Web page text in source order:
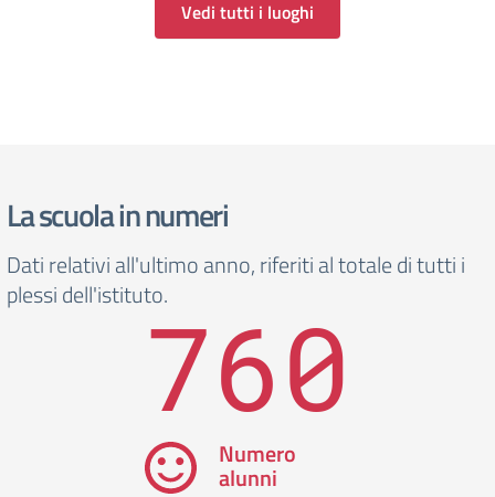
Vedi tutti i luoghi
La scuola in numeri
Dati relativi all'ultimo anno, riferiti al totale di tutti i
plessi dell'istituto.760
Numero
alunni